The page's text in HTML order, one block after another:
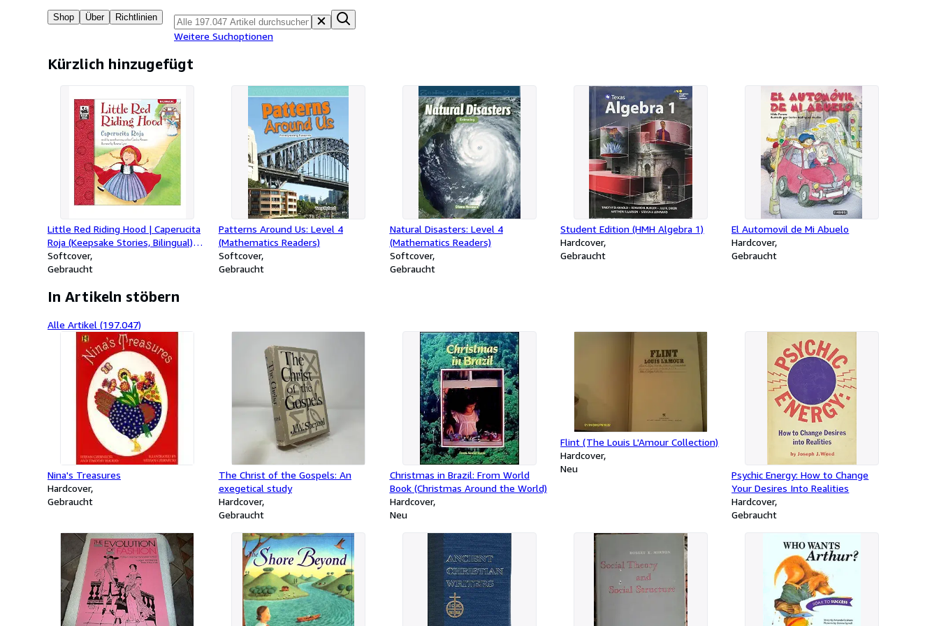
Shop Über Richtlinien
Weitere Suchoptionen
Kürzlich hinzugefügt
Little Red Riding Hood | Caperucita
Roja (Keepsake Stories, Bilingual)
(English and Spanish Edition)
Softcover
Gebraucht
Patterns Around Us: Level 4
(Mathematics Readers)
Softcover
Gebraucht
Natural Disasters: Level 4
(Mathematics Readers)
Softcover
Gebraucht
Student Edition (HMH Algebra 1)
Hardcover
Gebraucht
El Automovil de Mi Abuelo
Hardcover
Gebraucht
In Artikeln stöbern
Alle Artikel (197.047)
Nina's Treasures
Hardcover
Gebraucht
The Christ of the Gospels: An
exegetical study
Hardcover
Gebraucht
Christmas in Brazil: From World
Book (Christmas Around the World)
Hardcover
Neu
Flint (The Louis L'Amour Collection)
Hardcover
Neu
Psychic Energy: How to Change
Your Desires Into Realities
Hardcover
Gebraucht